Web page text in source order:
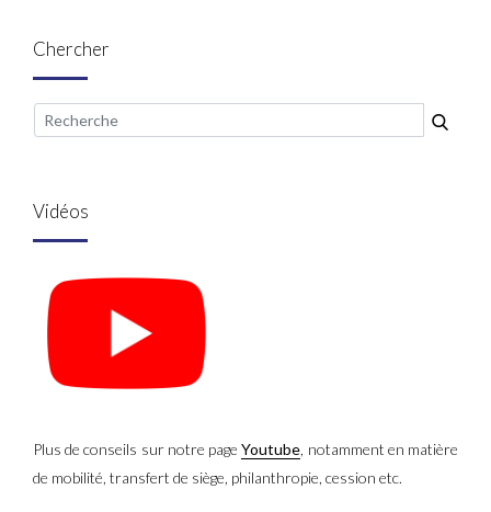
Chercher
Vidéos
Plus de conseils sur notre pageYoutube, notamment en matière
de mobilité, transfert de siège, philanthropie, cession etc.